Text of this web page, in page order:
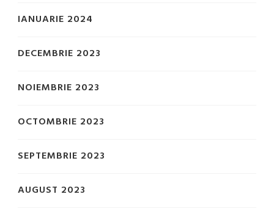
IANUARIE 2024
DECEMBRIE 2023
NOIEMBRIE 2023
OCTOMBRIE 2023
SEPTEMBRIE 2023
AUGUST 2023